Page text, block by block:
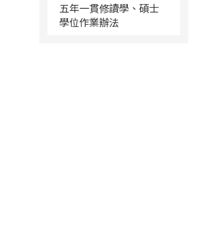
五年一貫修讀學、碩士
學位作業辦法